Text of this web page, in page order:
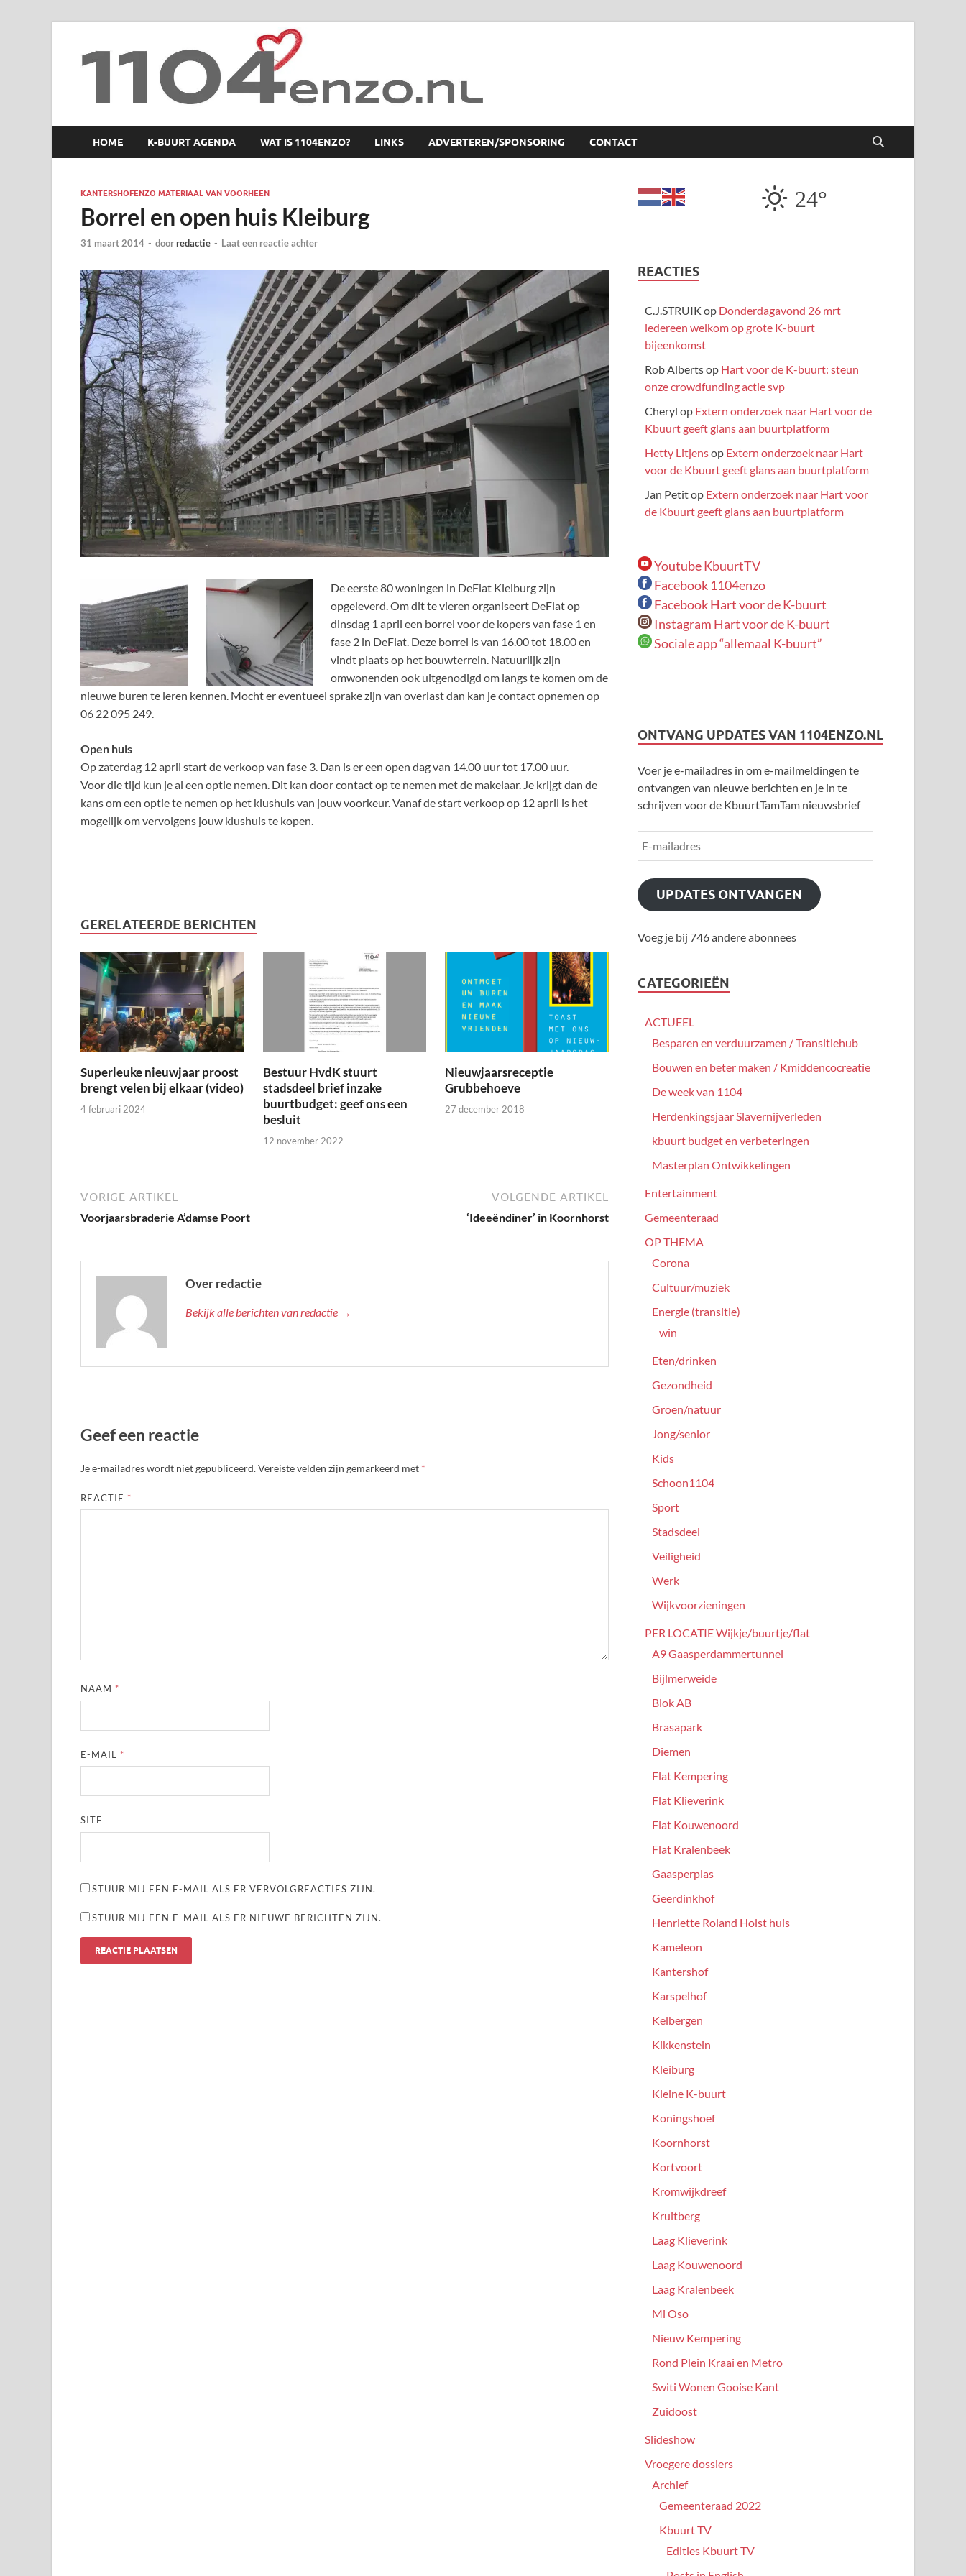
1104 en zo
HOME K-BUURT AGENDA WAT IS 1104ENZO? LINKS ADVERTEREN/SPONSORING CONTACT
KANTERSHOFENZO MATERIAAL VAN VOORHEEN
Borrel en open huis Kleiburg
31 maart 2014 - doorredactie - Laat een reactie achter
De eerste 80 woningen in DeFlat Kleiburg zijn
opgeleverd. Om dit te vieren organiseert DeFlat op
dinsdag 1 april een borrel voor de kopers van fase 1 en
fase 2 in DeFlat. Deze borrel is van 16.00 tot 18.00 en
vindt plaats op het bouwterrein. Natuurlijk zijn
omwonenden ook uitgenodigd om langs te komen om de
nieuwe buren te leren kennen. Mocht er eventueel sprake zijn van overlast dan kan je contact opnemen op
06 22 095 249.
Open huis
Op zaterdag 12 april start de verkoop van fase 3. Dan is er een open dag van 14.00 uur tot 17.00 uur.
Voor die tijd kun je al een optie nemen. Dit kan door contact op te nemen met de makelaar. Je krijgt dan de
kans om een optie te nemen op het klushuis van jouw voorkeur. Vanaf de start verkoop op 12 april is het
mogelijk om vervolgens jouw klushuis te kopen.
GERELATEERDE BERICHTEN
Superleuke nieuwjaar proost
brengt velen bij elkaar (video)
4 februari 2024
Bestuur HvdK stuurt
stadsdeel brief inzake
buurtbudget: geef ons een
besluit
12 november 2022
Nieuwjaarsreceptie
Grubbehoeve
27 december 2018
VORIGE ARTIKEL
Voorjaarsbraderie A’damse Poort
VOLGENDE ARTIKEL
‘Ideeëndiner’ in Koornhorst
Over redactie
Bekijk alle berichten van redactie →
Geef een reactie
Je e-mailadres wordt niet gepubliceerd.Vereiste velden zijn gemarkeerd met *
REACTIE *
NAAM *
E-MAIL *
SITE
STUUR MIJ EEN E-MAIL ALS ER VERVOLGREACTIES ZIJN.
STUUR MIJ EEN E-MAIL ALS ER NIEUWE BERICHTEN ZIJN.
24°
REACTIES
C.J.STRUIK op Donderdagavond 26 mrt
iedereen welkom op grote K-buurt
bijeenkomst
Rob Albertsop Hart voor de K-buurt: steun
onze crowdfunding actie svp
Cheryl op Extern onderzoek naar Hart voor de
Kbuurt geeft glans aan buurtplatform
Hetty Litjensop Extern onderzoek naar Hart
voor de Kbuurt geeft glans aan buurtplatform
Jan Petitop Extern onderzoek naar Hart voor
de Kbuurt geeft glans aan buurtplatform
Youtube KbuurtTV
Facebook 1104enzo
Facebook Hart voor de K-buurt
Instagram Hart voor de K-buurt
Sociale app “allemaal K-buurt”
ONTVANG UPDATES VAN 1104ENZO.NL
Voer je e-mailadres in om e-mailmeldingen te
ontvangen van nieuwe berichten en je in te
schrijven voor de KbuurtTamTam nieuwsbrief
UPDATES ONTVANGEN
Voeg je bij 746 andere abonnees
CATEGORIEËN
ACTUEEL
Besparen en verduurzamen / Transitiehub
Bouwen en beter maken / Kmiddencocreatie
De week van 1104
Herdenkingsjaar Slavernijverleden
kbuurt budget en verbeteringen
Masterplan Ontwikkelingen
Entertainment
Gemeenteraad
OP THEMA
Corona
Cultuur/muziek
Energie (transitie)
win
Eten/drinken
Gezondheid
Groen/natuur
Jong/senior
Kids
Schoon1104
Sport
Stadsdeel
Veiligheid
Werk
Wijkvoorzieningen
PER LOCATIE Wijkje/buurtje/flat
A9 Gaasperdammertunnel
Bijlmerweide
Blok AB
Brasapark
Diemen
Flat Kempering
Flat Klieverink
Flat Kouwenoord
Flat Kralenbeek
Gaasperplas
Geerdinkhof
Henriette Roland Holst huis
Kameleon
Kantershof
Karspelhof
Kelbergen
Kikkenstein
Kleiburg
Kleine K-buurt
Koningshoef
Koornhorst
Kortvoort
Kromwijkdreef
Kruitberg
Laag Klieverink
Laag Kouwenoord
Laag Kralenbeek
Mi Oso
Nieuw Kempering
Rond Plein Kraai en Metro
Switi Wonen Gooise Kant
Zuidoost
Slideshow
Vroegere dossiers
Archief
Gemeenteraad 2022
Kbuurt TV
Edities Kbuurt TV